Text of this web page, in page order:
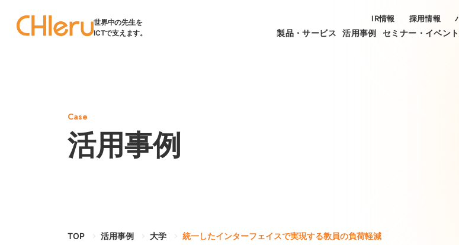
世界中の先生を
ICTで支えます。
製品・サービス 活用事例 セミナー・イベント
IR情報 採用情報
Case
活用事例
TOP 活用事例 大学 統一したインターフェイスで実現する教員の負荷軽減